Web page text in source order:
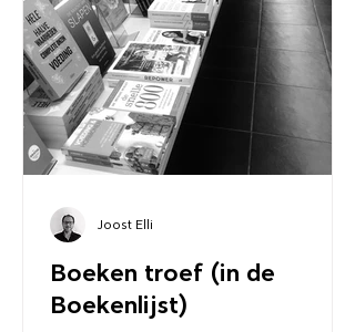
Boeken troef (in de
Boekenlijst)
Joost Elli